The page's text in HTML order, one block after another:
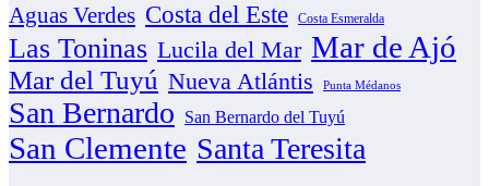
Aguas Verdes Costa del Este Costa Esmeralda
Las Toninas Lucila del Mar Mar de Ajó
Mar del Tuyú Nueva Atlántis Punta Médanos
San Bernardo San Bernardo del Tuyú
San Clemente Santa Teresita